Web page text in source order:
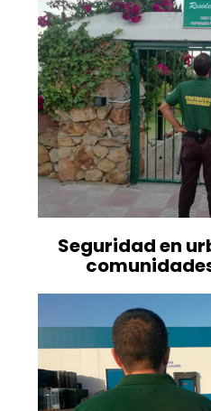
Seguridad en